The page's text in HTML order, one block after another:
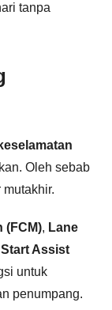
tanpa
keselamatan
Oleh sebab
(FCM), Lane
Start Assist
untuk
penumpang.